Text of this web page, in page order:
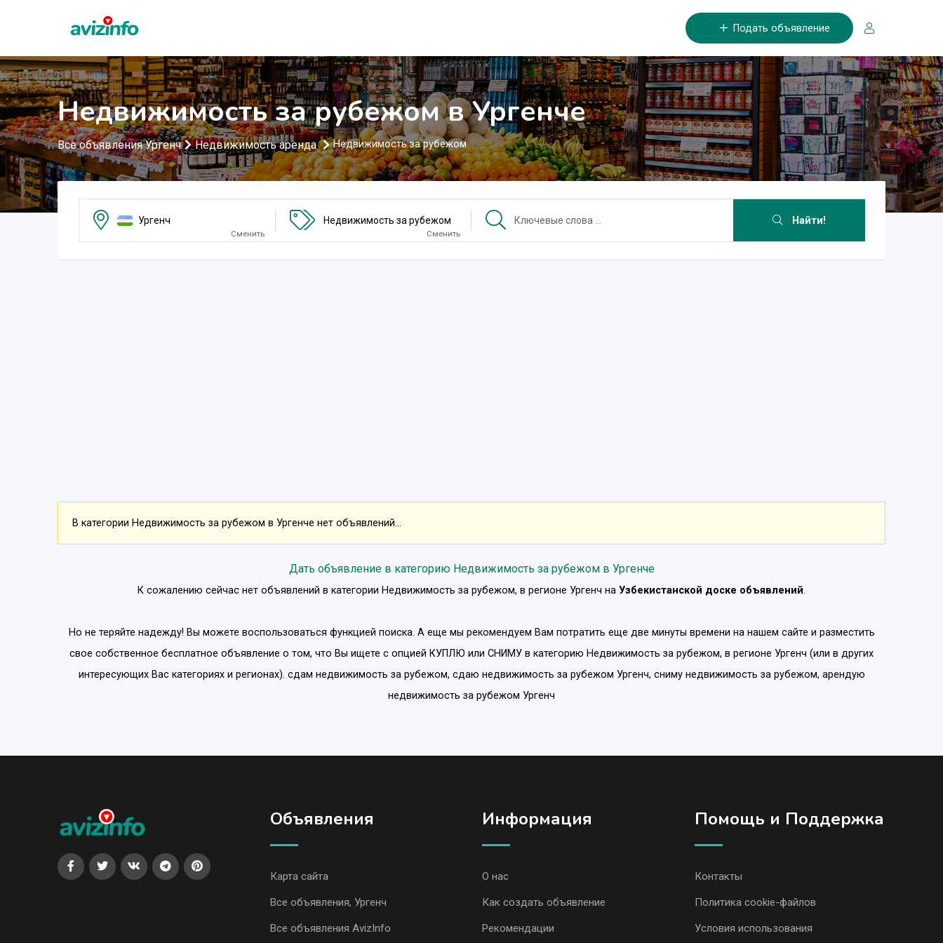
Подать объявление
Недвижимость за рубежом в Ургенче
Все объявления Ургенч Недвижимость аренда Недвижимость за рубежом
Ургенч
Сменить
Недвижимость за рубежом
Сменить
Найти!
В категории Недвижимость за рубежом в Ургенче нет объявлений...
Дать объявление в категорию Недвижимость за рубежом в Ургенче
К сожалению сейчас нет объявлений в категории Недвижимость за рубежом, в регионе Ургенч на Узбекистанской доске объявлений.
Но не теряйте надежду! Вы можете воспользоваться функцией поиска. А еще мы рекомендуем Вам потратить еще две минуты времени на нашем сайте и разместить
свое собственное бесплатное объявление о том, что Вы ищете с опцией КУПЛЮ или СНИМУ в категорию Недвижимость за рубежом, в регионе Ургенч (или в других
интересующих Вас категориях и регионах). сдам недвижимость за рубежом, сдаю недвижимость за рубежом Ургенч, сниму недвижимость за рубежом, арендую
недвижимость за рубежом Ургенч
Объявления
Карта сайта
Все объявления, Ургенч
Все объявления AvizInfo
Информация
О нас
Как создать объявление
Рекомендации
Помощь и Поддержка
Контакты
Политика cookie-файлов
Условия использования